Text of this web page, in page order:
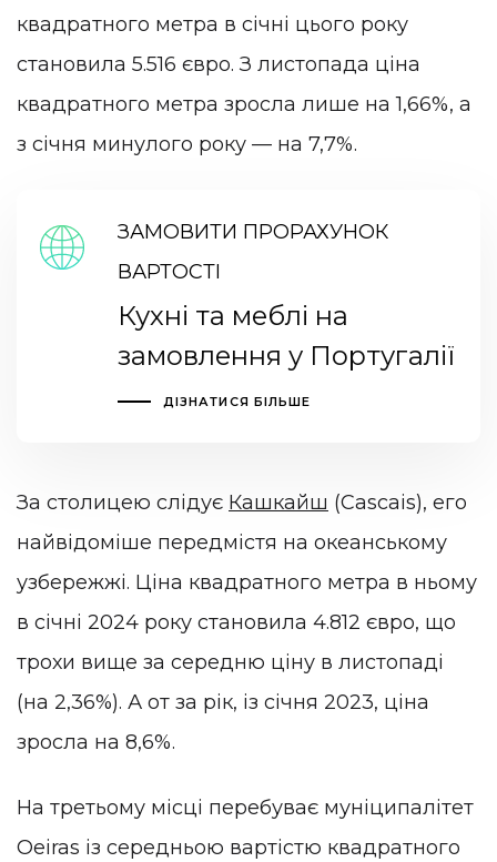
квадратного метра в січні цього року
становила 5.516 євро. З листопада ціна
квадратного метра зросла лише на 1,66%, а
з січня минулого року — на 7,7%.
ЗАМОВИТИ ПРОРАХУНОК
ВАРТОСТІ
Кухні та меблі на
замовлення у Португалії
ДІЗНАТИСЯ БІЛЬШЕ
За столицею слідує Кашкайш (Cascais), его
найвідоміше передмістя на океанському
узбережжі. Ціна квадратного метра в ньому
в січні 2024 року становила 4.812 євро, що
трохи вище за середню ціну в листопаді
(на 2,36%). А от за рік, із січня 2023, ціна
зросла на 8,6%.
На третьому місці перебуває муніципалітет
Oeiras із середньою вартістю квадратного